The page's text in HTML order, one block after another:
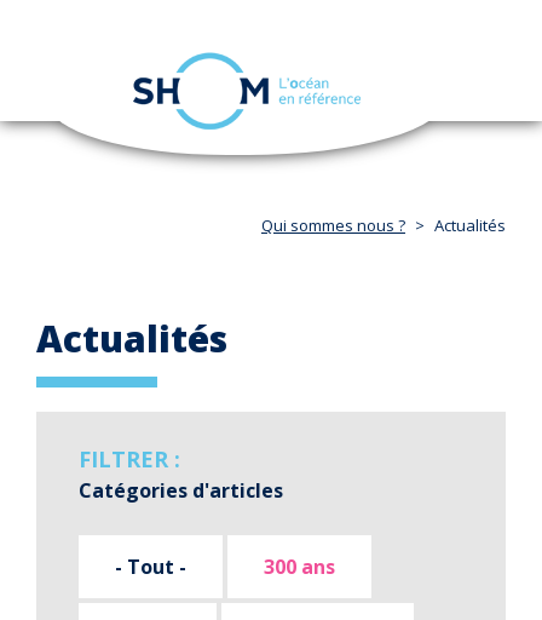
Aller
navigation
Qui sommes nous ? Actualités
Actualités
FILTRER :
Catégories d'articles
- Tout - 300 ans